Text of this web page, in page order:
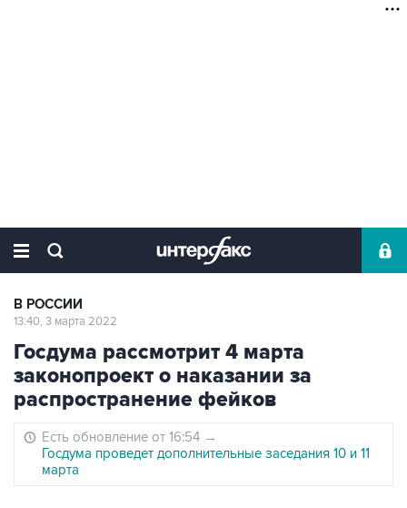
В РОССИИ
13:40, 3 марта 2022
Госдума рассмотрит 4 марта
законопроект о наказании за
распространение фейков
Есть обновление от 16:54 →
Госдума проведет дополнительные заседания 10 и 11
марта